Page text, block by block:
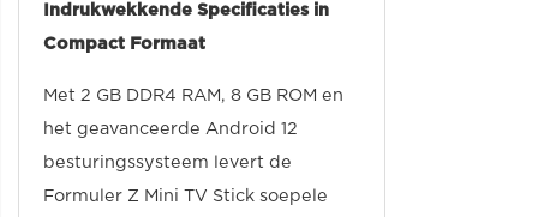
Indrukwekkende Specificaties in
Compact Formaat
Met 2 GB DDR4 RAM, 8 GB ROM en
het geavanceerde Android 12
besturingssysteem levert de
Formuler Z Mini TV Stick soepele